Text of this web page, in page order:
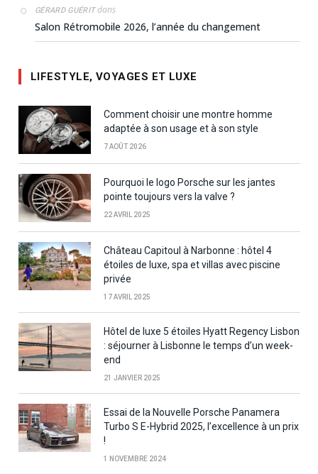
GÉRARD GUÉRITdans
Salon Rétromobile 2026, l’année du changement
LIFESTYLE, VOYAGES ET LUXE
Comment choisir une montre homme
adaptée à son usage et à son style
7 AOÛT 2026
Pourquoi le logo Porsche sur les jantes
pointe toujours vers la valve ?
22 AVRIL 2025
Château Capitoul à Narbonne : hôtel 4
étoiles de luxe, spa et villas avec piscine
privée
17 AVRIL 2025
Hôtel de luxe 5 étoiles Hyatt Regency Lisbon
: séjourner à Lisbonne le temps d’un week-
end
21 JANVIER 2025
Essai de la Nouvelle Porsche Panamera
Turbo S E-Hybrid 2025, l’excellence à un prix
!
1 NOVEMBRE 2024